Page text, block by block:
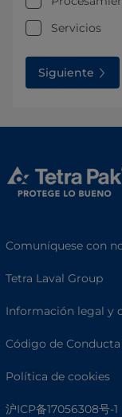
Servicios
Siguiente
Comuníquese con
Tetra Laval Group
Información legal y
Código de
Política de cookies
沪ICP备17056308号-1